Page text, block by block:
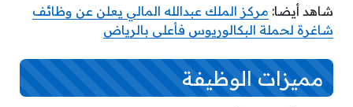
شاهد أيضا: مركز الملك عبدالله المالي يعلن عن وظائف
شاغرة لحملة البكالوريوس فأعلى بالرياض
مميزات الوظيفة